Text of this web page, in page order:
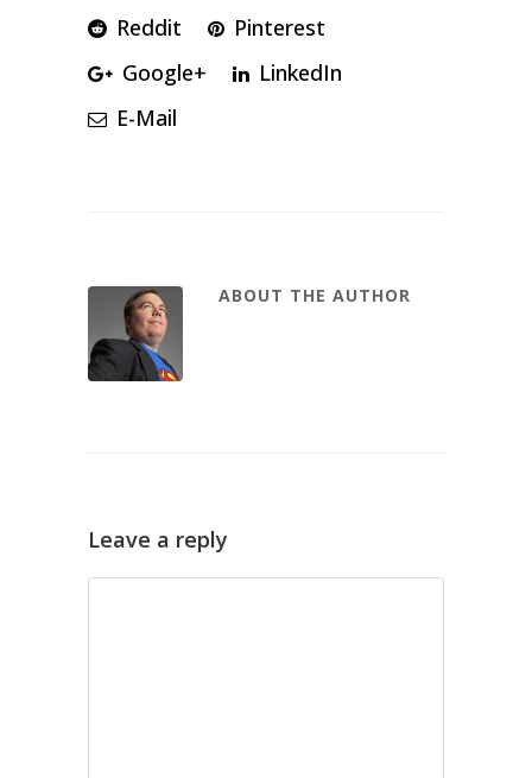
Reddit
Pinterest
Google+
LinkedIn
E-Mail
ABOUT THE AUTHOR
Leave a reply